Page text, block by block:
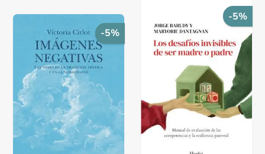
-5%
-5%